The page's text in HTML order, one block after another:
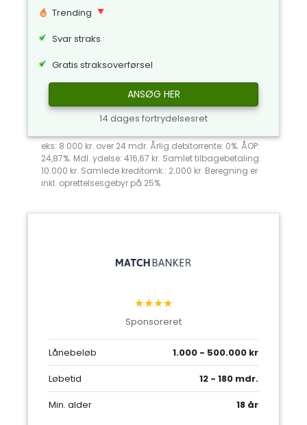
Trending
Svar straks
Gratis straksoverførsel
ANSØG HER
14 dages fortrydelsesret
eks: 8.000 kr. over 24 mdr. Årlig debitorrente: 0%. ÅOP:
24,87%. Mdl. ydelse: 416,67 kr. Samlet tilbagebetaling:
10.000 kr. Samlede kreditomk.: 2.000 kr. Beregning er
inkl. oprettelsesgebyr på 25%
★★★★
Sponsoreret
Lånebeløb
1.000 - 500.000 kr
Løbetid
12 - 180 mdr.
Min. alder
18 år